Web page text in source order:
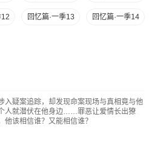
12 回忆篇·一季13 回忆篇·一季14
入疑案追踪，却发现命案现场与真相竟与他
人就潜伏在他身边……罪恶让爱情长出獠
该相信谁？又能相信谁？